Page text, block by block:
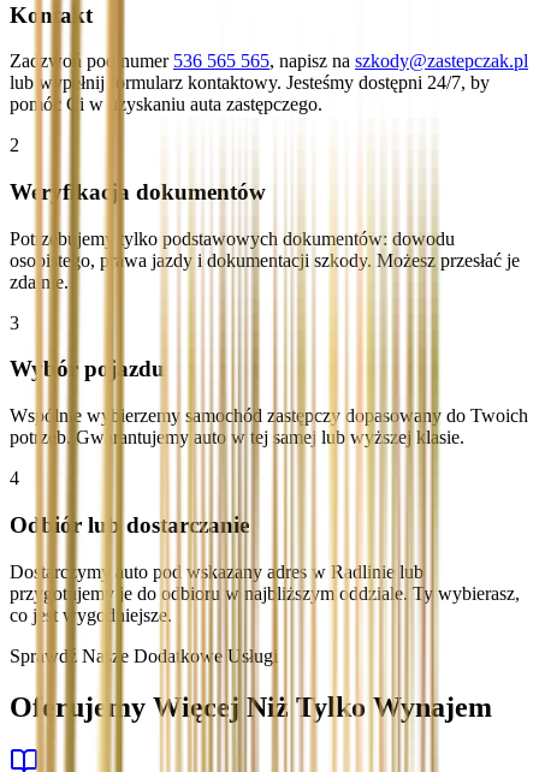
Kontakt
Zadzwoń pod numer 536 565 565, napisz na szkody@zastepczak.pl
lub wypełnij formularz kontaktowy. Jesteśmy dostępni 24/7, by
pomóc Ci w uzyskaniu auta zastępczego.
2
Weryfikacja dokumentów
Potrzebujemy tylko podstawowych dokumentów: dowodu
osobistego, prawa jazdy i dokumentacji szkody. Możesz przesłać je
zdalnie.
3
Wybór pojazdu
Wspólnie wybierzemy samochód zastępczy dopasowany do Twoich
potrzeb. Gwarantujemy auto w tej samej lub wyższej klasie.
4
Odbiór lub dostarczanie
Dostarczymy auto pod wskazany adres w Radlinie lub
przygotujemy je do odbioru w najbliższym oddziale. Ty wybierasz,
co jest wygodniejsze.
Sprawdź Nasze Dodatkowe Usługi
Oferujemy Więcej Niż Tylko Wynajem